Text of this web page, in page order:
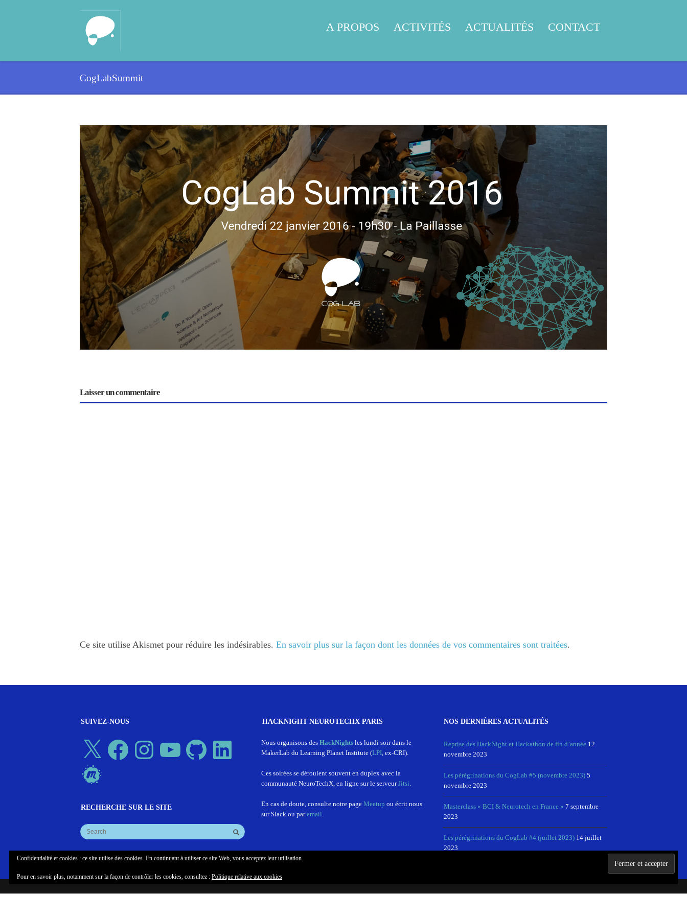
A PROPOS ACTIVITÉS ACTUALITÉS CONTACT
CogLabSummit
Laisser un commentaire
Ce site utilise Akismet pour réduire les indésirables. En savoir plus sur la façon dont les données de vos commentaires sont traitées.
SUIVEZ-NOUS
Facebook Instagram GitHub LinkedIn
Meetup
RECHERCHE SUR LE SITE
HACKNIGHT NEUROTECHX PARIS
Nous organisons des HackNightsles lundi soir dans le
MakerLab du Learning Planet Institute (LPI, ex-CRI).
Ces soirées se déroulent souvent en duplex avec la
communauté NeuroTechX, en ligne sur le serveurJitsi
En cas de doute, consulte notre page Meetup ou écrit nous
sur Slack ou paremail
NOS DERNIÈRES ACTUALITÉS
Reprise des HackNight et Hackathon de fin d’année 12
novembre 2023
Les pérégrinations du CogLab #5 (novembre 2023) 5
novembre 2023
Masterclass « BCI & Neurotech en France » 7 septembre
2023
Les pérégrinations du CogLab #4 (juillet 2023) 14 juillet
2023
Confidentialité et cookies : ce site utilise des cookies. En continuant à utiliser ce site Web, vous acceptez leur utilisation.
Pour en savoir plus, notamment sur la façon de contrôler les cookies, consultez : Politique relative aux cookies